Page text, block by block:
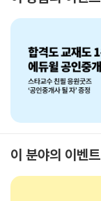
이 분야의 이벤트